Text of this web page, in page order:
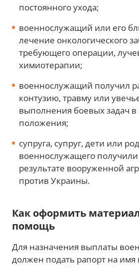
постоянного ухода;
военнослужащий или его
лечение онкологического
требующего операции,
химиотерапии;
военнослужащий получил
контузию, травму или
выполнения боевых задач
положения;
супруга, супруг, дети или
военнослужащего
результате вооруженной
против Украины.
Как оформить
помощь
Для назначения выплаты
должен подать рапорт на